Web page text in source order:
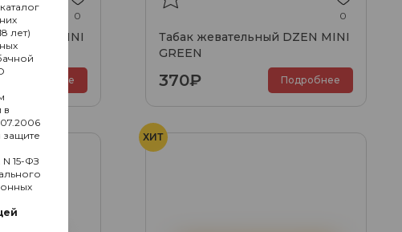
0
DZEN MINI
Подробнее
0
Табак жевательный DZEN MINI
GREEN
370₽ Подробнее
ХИТ
лет)
в
15-ФЗ